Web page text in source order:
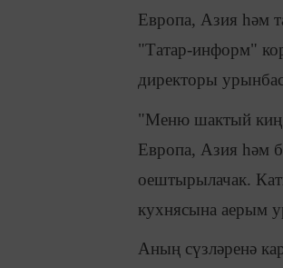
Европа, Азия һәм
"Татар-информ"
директоры
"Меню шактый киң
Европа, Азия һәм
оештырылачак.
кухнясына аерым
Аның сүзләренә